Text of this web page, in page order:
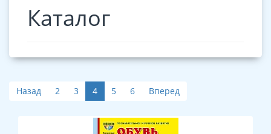
Каталог
Назад 2 3 4 5 6 Вперед